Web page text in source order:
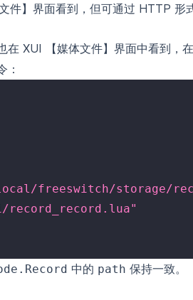
件】界面看到，但可通过 HTTP 形
在 XUI 【媒体文件】界面中看到，在
：
freeswitch/storage/
中的 path 保持一致。